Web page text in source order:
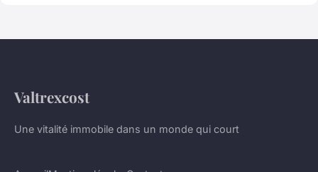
Valtrexcost
Une vitalité immobile dans un monde qui court